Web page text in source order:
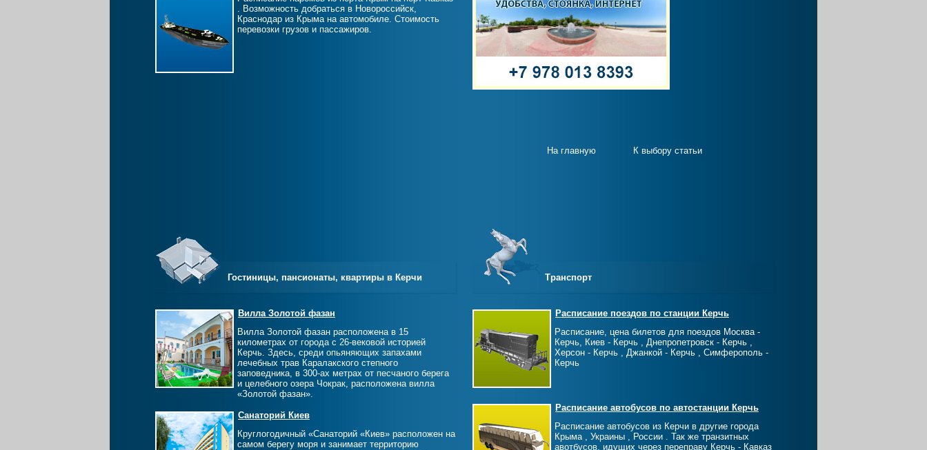
. Возможность добраться в Новороссийск,
Краснодар из Крыма на автомобиле. Стоимость
перевозки грузов и пассажиров.
На главную К выбору статьи
Гостиницы, пансионаты, квартиры в Керчи
Вилла Золотой фазан
Вилла Золотой фазан расположена в 15
километрах от города с 26-вековой историей
Керчь. Здесь, среди опьяняющих запахами
лечебных трав Каралакского степного
заповедника, в 300-ах метрах от песчаного берега
и целебного озера Чокрак, расположена вилла
«Золотой фазан».
Санаторий Киев
Круглогодичный «Санаторий «Киев» расположен на
самом берегу моря и занимает территорию
Транспорт
Расписание поездов по станции Керчь
Расписание, цена билетов для поездов Москва -
Керчь, Киев - Керчь , Днепропетровск - Керчь ,
Херсон - Керчь , Джанкой - Керчь , Симферополь -
Керчь
Расписание автобусов по автостанции Керчь
Расписание автобусов из Керчи в другие города
Крыма , Украины , России . Так же транзитных
авотбусов, идущих через переправу Керчь - Кавказ